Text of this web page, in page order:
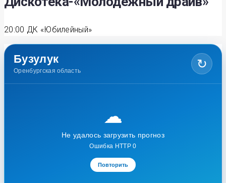
20:00 ДК «Юбилейный»
Бузулук
Оренбургская область ↻
☁
Не удалось загрузить прогноз
Ошибка HTTP 0
Повторить